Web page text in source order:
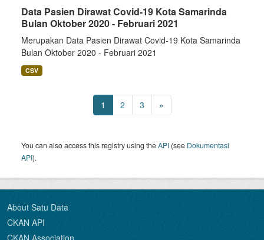
Data Pasien Dirawat Covid-19 Kota Samarinda
Bulan Oktober 2020 - Februari 2021
Merupakan Data Pasien Dirawat Covid-19 Kota Samarinda
Bulan Oktober 2020 - Februari 2021
CSV
1 2 3 »
You can also access this registry using theAPI (see Dokumentasi
API).
About Satu Data
CKAN API
CKAN Association